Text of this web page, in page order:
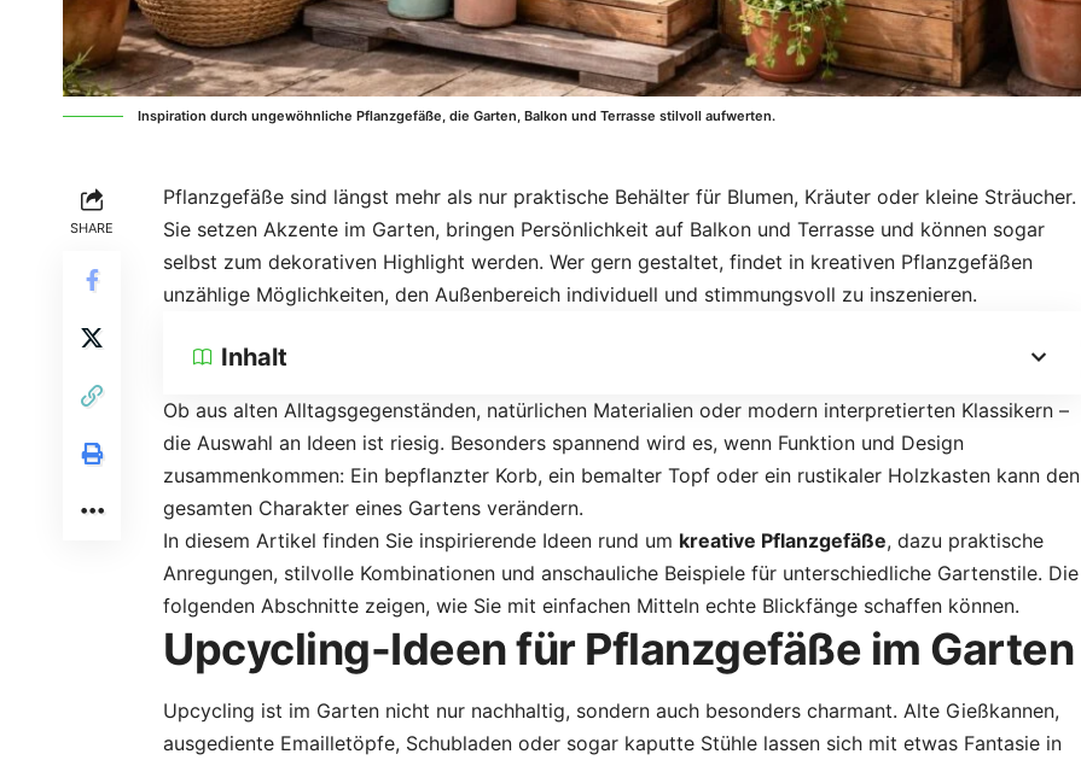
Inspiration durch ungewöhnliche Pflanzgefäße, die Garten, Balkon und Terrasse stilvoll aufwerten.
SHARE
Pflanzgefäße sind längst mehr als nur praktische Behälter für Blumen, Kräuter oder kleine Sträucher.
Sie setzen Akzente im Garten, bringen Persönlichkeit auf Balkon und Terrasse und können sogar
selbst zum dekorativen Highlight werden. Wer gern gestaltet, findet in kreativen Pflanzgefäßen
unzählige Möglichkeiten, den Außenbereich individuell und stimmungsvoll zu inszenieren.
Inhalt
Ob aus alten Alltagsgegenständen, natürlichen Materialien oder modern interpretierten Klassikern –
die Auswahl an Ideen ist riesig. Besonders spannend wird es, wenn Funktion und Design
zusammenkommen: Ein bepflanzter Korb, ein bemalter Topf oder ein rustikaler Holzkasten kann den
gesamten Charakter eines Gartens verändern.
In diesem Artikel finden Sie inspirierende Ideen rund um kreative Pflanzgefäße, dazu praktische
Anregungen, stilvolle Kombinationen und anschauliche Beispiele für unterschiedliche Gartenstile. Die
folgenden Abschnitte zeigen, wie Sie mit einfachen Mitteln echte Blickfänge schaffen können.
Upcycling-Ideen für Pflanzgefäße im Garten
Upcycling ist im Garten nicht nur nachhaltig, sondern auch besonders charmant. Alte Gießkannen,
ausgediente Emailletöpfe, Schubladen oder sogar kaputte Stühle lassen sich mit etwas Fantasie in